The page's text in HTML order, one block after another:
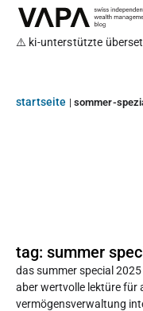
⚠️ ki-unterstützte
startseite | sommer-
tag: summer
das summer special
aber wertvolle lektüre für
vermögensverwaltung